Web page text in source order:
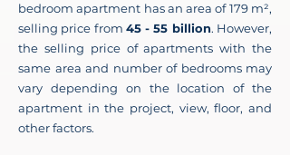
bedroom apartment has an area of ​​179 m²,
selling price from 45 - 55 billion. However,
the selling price of apartments with the
same area and number of bedrooms may
vary depending on the location of the
apartment in the project, view, floor, and
other factors.